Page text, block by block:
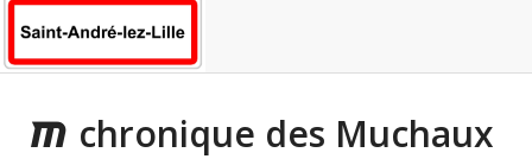
chronique des Muchaux